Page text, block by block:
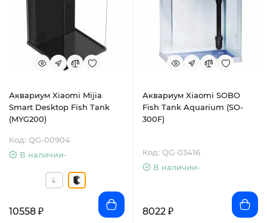
Аквариум Xiaomi Mijia
Smart Desktop Fish Tank
(MYG200)
Код: QG-00904
В наличии-
10558 ₽
Аквариум Xiaomi SOBO
Fish Tank Aquarium (SO-
300F)
Код: QG-03416
В наличии-
8022 ₽